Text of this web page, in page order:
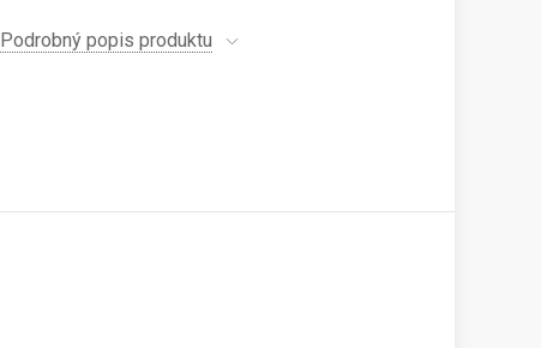
Podrobný popis produktu